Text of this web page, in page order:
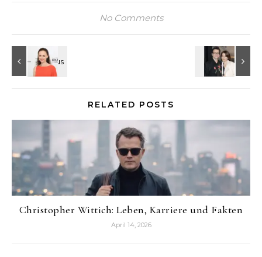
No Comments
RELATED POSTS
Christopher Wittich: Leben, Karriere und Fakten
April 14, 2026